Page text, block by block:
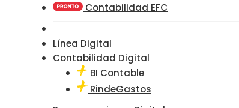
Contabilidad EFC
Línea Digital
Contabilidad Digital
BI Contable
RindeGastos